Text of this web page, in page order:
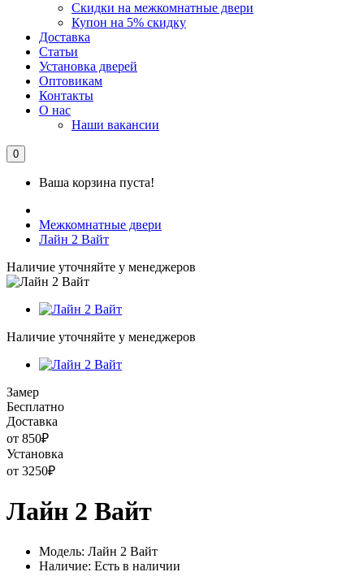
Скидки на межкомнатные двери
Купон на 5% скидку
Доставка
Статьи
Установка дверей
Оптовикам
Контакты
О нас
Наши вакансии
0
Ваша корзина пуста!
Межкомнатные двери
Лайн 2 Вайт
Наличие уточняйте у менеджеров
Наличие уточняйте у менеджеров
Замер
Бесплатно
Доставка
от 850₽
Установка
от 3250₽
Лайн 2 Вайт
Модель: Лайн 2 Вайт
Наличие: Есть в наличии